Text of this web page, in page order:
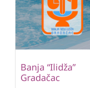
Banja “Ilidža”
Gradačac